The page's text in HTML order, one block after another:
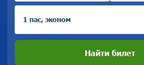
1 пас, эконом
Найти билет